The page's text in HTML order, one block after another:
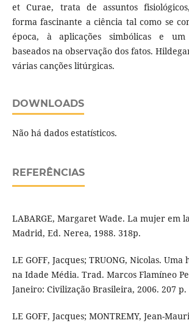
et Curae, trata de assuntos
forma fascinante a ciência tal como se
época, à aplicações simbólicas e
baseados na observação dos fatos.
várias canções litúrgicas.
DOWNLOADS
Não há dados estatísticos.
REFERÊNCIAS
LABARGE, Margaret Wade. La mujer em
Madrid, Ed. Nerea, 1988. 318p.
LE GOFF, Jacques; TRUONG, Nicolas.
na Idade Média. Trad. Marcos Flamíneo
Janeiro: Civilização Brasileira, 2006. 207 p.
LE GOFF, Jacques; MONTREMY, Jean-